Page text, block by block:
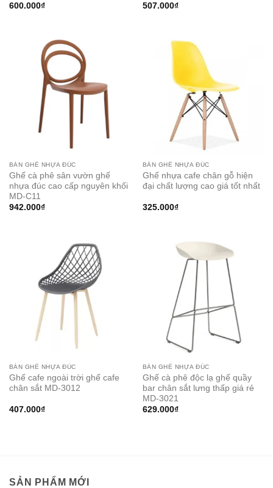
600.000₫
507.000₫
BÀN GHẾ NHỰA ĐÚC
Ghế cà phê sân vườn ghế
nhựa đúc cao cấp nguyên khối
MD-C11
942.000₫
BÀN GHẾ NHỰA ĐÚC
Ghế nhựa cafe chân gỗ hiện
đại chất lượng cao giá tốt nhất
325.000₫
BÀN GHẾ NHỰA ĐÚC
Ghế cafe ngoài trời ghế cafe
chân sắt MD-3012
407.000₫
BÀN GHẾ NHỰA ĐÚC
Ghế cà phê độc lạ ghế quầy
bar chân sắt lưng thấp giá rẻ
MD-3021
629.000₫
SẢN PHẨM MỚI